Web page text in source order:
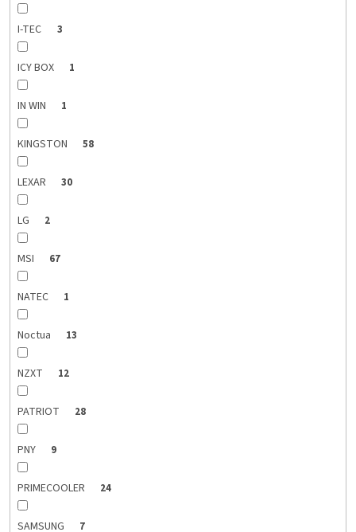
I-TEC 3
ICY BOX 1
IN WIN 1
KINGSTON 58
LEXAR 30
LG 2
MSI 67
NATEC 1
Noctua 13
NZXT 12
PATRIOT 28
PNY 9
PRIMECOOLER 24
SAMSUNG 7